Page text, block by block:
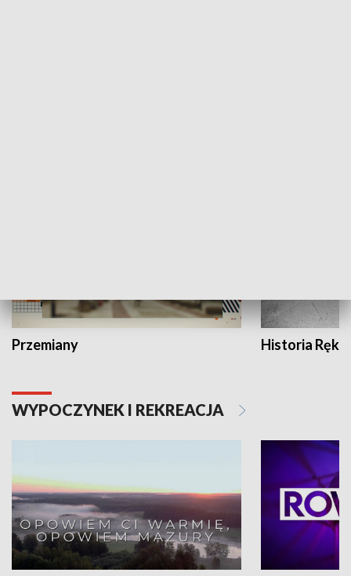
Przemiany Historia Ręką
WYPOCZYNEK I REKREACJA